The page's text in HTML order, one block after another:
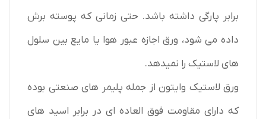
برابر پارگی داشته باشد. حتی زمانی که پوسته برش
داده می شود، ورق اجازه عبور هوا یا مایع بین سلول
های لاستیک را نمیدهد.
ورق لاستیک وایتون از جمله پلیمر های صنعتی بوده
که دارای مقاومت فوق العاده ای در برابر اسید های